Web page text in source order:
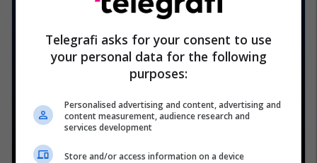
Telegrafi asks for your consent to use
your personal data for the following
purposes:
Personalised advertising and content, advertising and
content measurement, audience research and
services development
Store and/or access information on a device